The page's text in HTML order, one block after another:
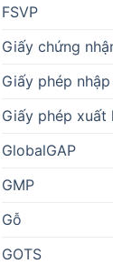
FSVP
Giấy chứng
Giấy phép
Giấy phép xuất
GlobalGAP
GMP
Gỗ
GOTS